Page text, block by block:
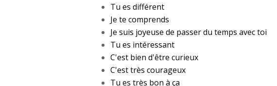
Tu es différent
Je te comprends
Je suis joyeuse de passer du temps avec toi
Tu es intéressant
C'est bien d'être curieux
C'est très courageux
Tu es très bon à ça